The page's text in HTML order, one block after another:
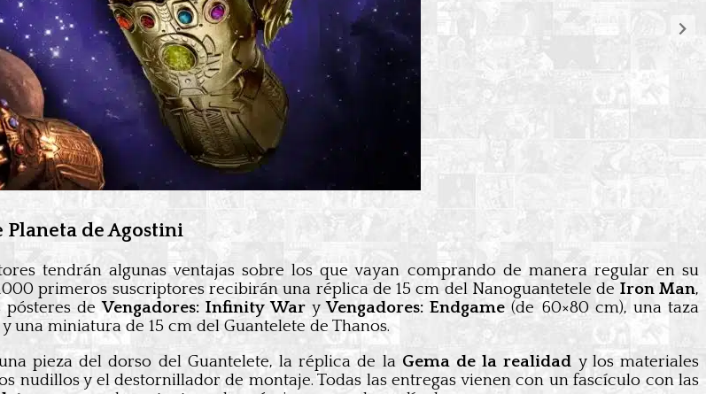
de Agostini
tendrán algunas ventajas sobre los que vayan comprando de manera regular en su
primeros suscriptores recibirán una réplica de 15 cm del Nanoguantetele de Iron Man,
pósteres deVengadores: Infinity War yVengadores: Endgame(de 60×80 cm), una taza
miniatura de 15 cm del Guantelete de Thanos.
pieza del dorso del Guantelete, la réplica de la Gema de la realidad y los materiales
nudillos y el destornillador de montaje. Todas las entregas vienen con un fascículo con las